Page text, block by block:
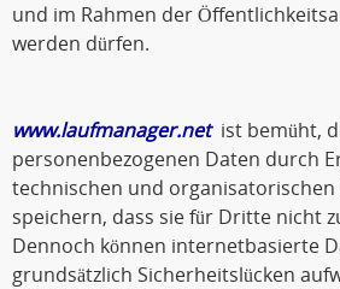
und im Rahmen der
werden dürfen.
www.laufmanager.netist bemüht,
personenbezogenen Daten durch
technischen und organisatorischen
speichern, dass sie für Dritte nicht
Dennoch können internetbasierte
grundsätzlich Sicherheitslücken